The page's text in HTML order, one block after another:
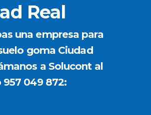
Real
una empresa para
goma Ciudad
a Solucont al
049 872: